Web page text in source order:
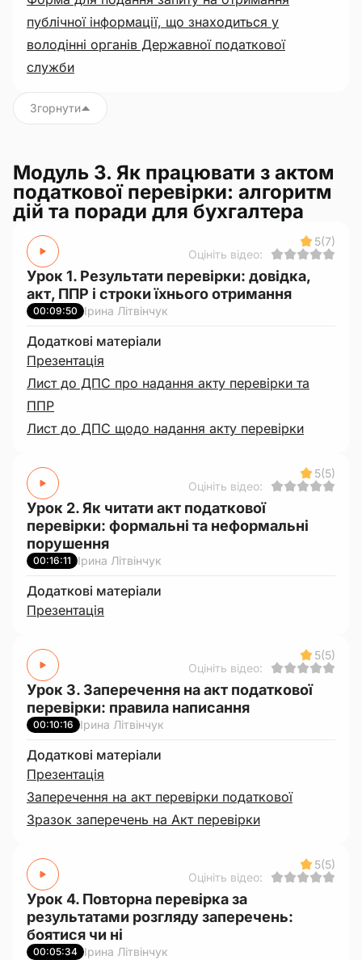
публічної інформації, що знаходиться у
володінні органів Державної податкової
служби
Згорнути
Модуль 3. Як працювати з актом
податкової перевірки: алгоритм
дій та поради для бухгалтера
5(7)
Оцініть відео:
Урок 1. Результати перевірки: довідка,
акт, ППР і строки їхнього отримання
00:09:50 Ірина Літвінчук
Додаткові матеріали
Презентація
Лист до ДПС про надання акту перевірки та
ППР
Лист до ДПС щодо надання акту перевірки
5(5)
Оцініть відео:
Урок 2. Як читати акт податкової
перевірки: формальні та неформальні
порушення
00:16:11 Ірина Літвінчук
Додаткові матеріали
Презентація
5(5)
Оцініть відео:
Урок 3. Заперечення на акт податкової
перевірки: правила написання
00:10:16 Ірина Літвінчук
Додаткові матеріали
Презентація
Заперечення на акт перевірки податкової
Зразок заперечень на Акт перевірки
5(5)
Оцініть відео:
Урок 4. Повторна перевірка за
результатами розгляду заперечень:
боятися чи ні
00:05:34 Ірина Літвінчук